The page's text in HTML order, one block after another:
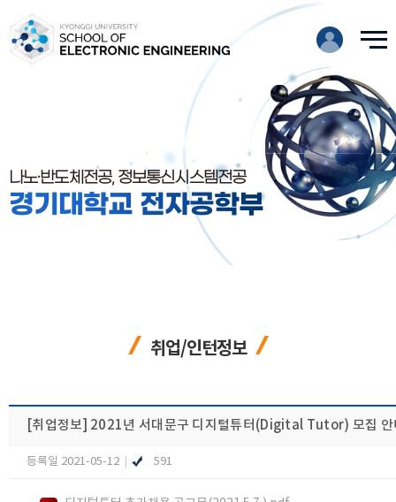
나노·반도체전공, 정보통신시스템전공
경기대학교 전자공학부
취업/인턴정보
[취업정보] 2021년 서대문구 디지털튜터(Digital Tutor) 모집 안
등록일 2021-05-12 591